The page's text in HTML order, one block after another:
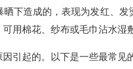
下造成的，表现为发红、
用棉花、纱布或毛巾沾水湿
引起的。以下是一些最常见